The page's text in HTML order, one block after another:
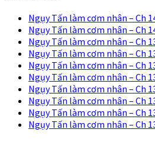
Ngụy Tấn làm cơm nhân – Ch
Ngụy Tấn làm cơm nhân – Ch
Ngụy Tấn làm cơm nhân – Ch
Ngụy Tấn làm cơm nhân – Ch
Ngụy Tấn làm cơm nhân – Ch
Ngụy Tấn làm cơm nhân – Ch
Ngụy Tấn làm cơm nhân – Ch
Ngụy Tấn làm cơm nhân – Ch
Ngụy Tấn làm cơm nhân – Ch
Ngụy Tấn làm cơm nhân – Ch